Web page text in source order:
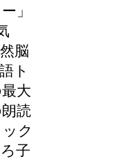
」
脳
ト
大
読
ク
子